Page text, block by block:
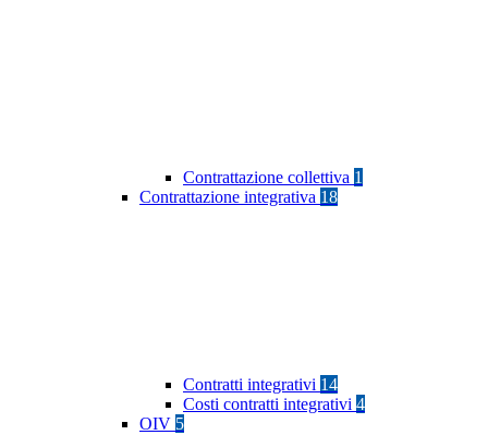
Contrattazione collettiva 1
Contrattazione integrativa 18
Contratti integrativi 14
Costi contratti integrativi 4
OIV 5